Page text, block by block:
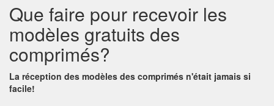
Que faire pour recevoir les
modèles gratuits des
comprimés?
La réception des modèles des comprimés n'était jamais si
facile!